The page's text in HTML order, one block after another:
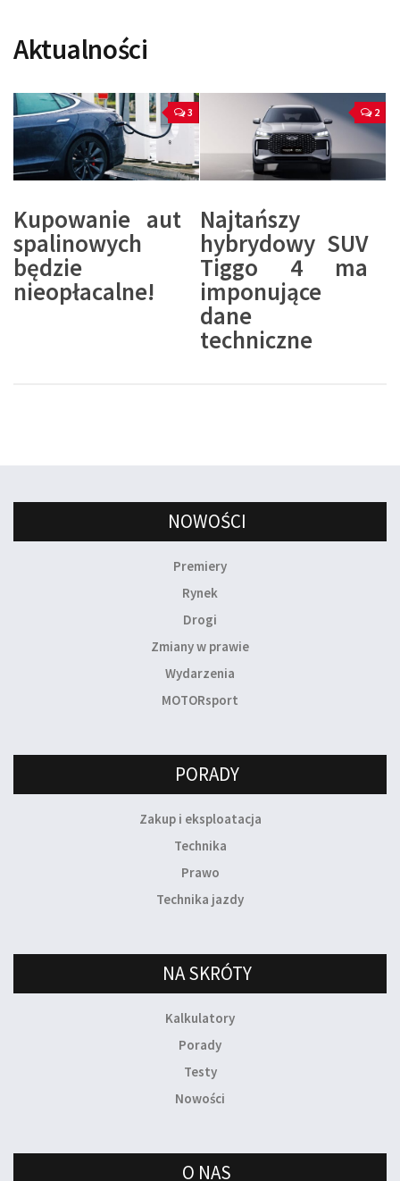
Aktualności
3
Kupowanie aut
spalinowych
będzie
nieopłacalne!
2
Najtańszy
hybrydowy SUV
Tiggo 4 ma
imponujące
dane
techniczne
NOWOŚCI
Premiery
Rynek
Drogi
Zmiany w prawie
Wydarzenia
MOTORsport
PORADY
Zakup i eksploatacja
Technika
Prawo
Technika jazdy
NA SKRÓTY
Kalkulatory
Porady
Testy
Nowości
O NAS